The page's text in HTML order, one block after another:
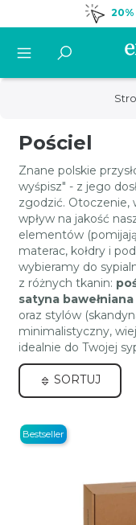
Pościel
Znane polskie
wyśpisz" - z jego
zgodzić. Otoczenie,
wpływ na jakość
elementów
materac, kołdry i
wybieramy do
z różnych tkanin:
satyna bawełniana
oraz stylów
minimalistyczny,
idealnie do Twojej
SORTUJ
Bestseller